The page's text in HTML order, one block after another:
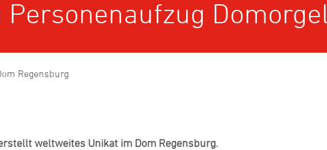
Personenaufzug Domorgel
Regensburg
weltweites Unikat im Dom Regensburg.